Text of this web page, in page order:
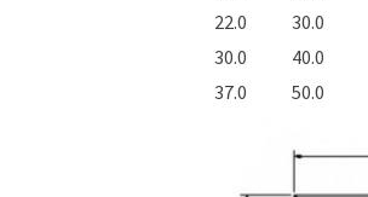
22.0
30.0
30.0
40.0
37.0
50.0